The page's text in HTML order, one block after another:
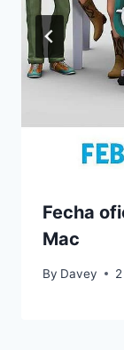
Fecha
Mac
By Davey